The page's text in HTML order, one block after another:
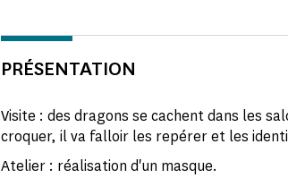
PRÉSENTATION
Visite : des dragons se cachent dans les
croquer, il va falloir les repérer et les
Atelier : réalisation d'un masque.